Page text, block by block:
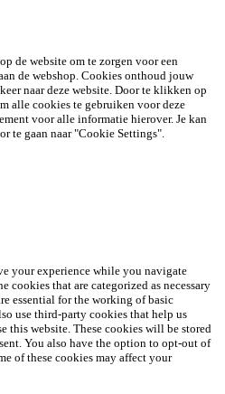
de website om te zorgen voor een
de webshop. Cookies onthoud jouw
naar deze website. Door te klikken op
alle cookies te gebruiken voor deze
voor alle informatie hierover. Je kan
te gaan naar "Cookie Settings".
your experience while you navigate
cookies that are categorized as necessary
essential for the working of basic
use third-party cookies that help us
this website. These cookies will be stored
You also have the option to opt-out of
of these cookies may affect your